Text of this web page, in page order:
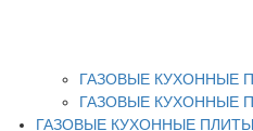
ГАЗОВЫЕ КУХОННЫЕ
ГАЗОВЫЕ КУХОННЫЕ
ГАЗОВЫЕ КУХОННЫЕ